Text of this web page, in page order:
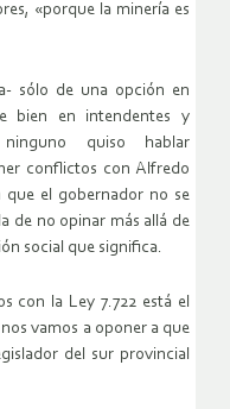
«porque la minería es
sólo de una opción en
bien en intendentes y
quiso hablar
conflictos con Alfredo
el gobernador no se
de no opinar más allá de
social que significa.
con la Ley 7.722 está el
vamos a oponer a que
del sur provincial